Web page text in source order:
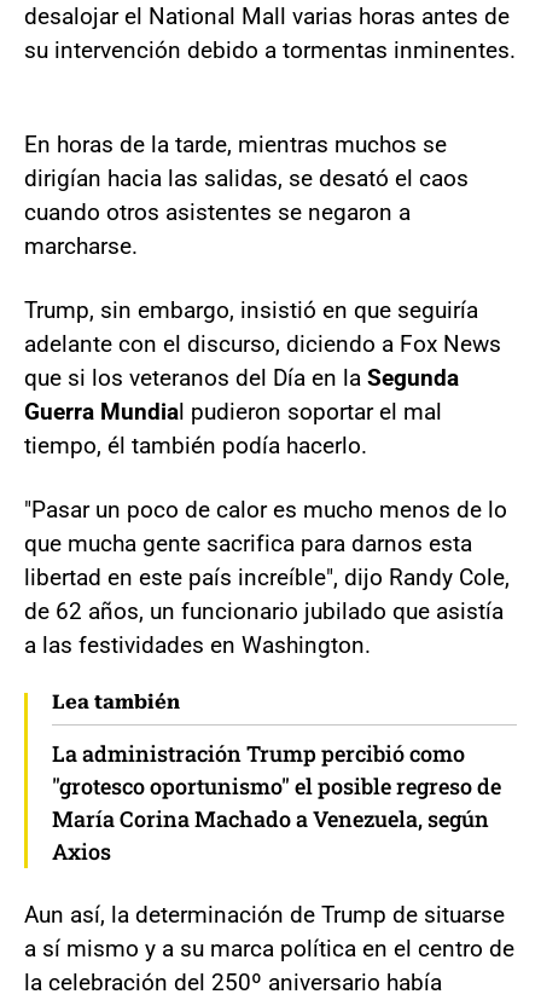
desalojar el National Mall varias horas antes de
su intervención debido a tormentas inminentes.
En horas de la tarde, mientras muchos se
dirigían hacia las salidas, se desató el caos
cuando otros asistentes se negaron a
marcharse.
Trump, sin embargo, insistió en que seguiría
adelante con el discurso, diciendo a Fox News
que si los veteranos del Día en la Segunda
Guerra Mundial pudieron soportar el mal
tiempo, él también podía hacerlo.
"Pasar un poco de calor es mucho menos de lo
que mucha gente sacrifica para darnos esta
libertad en este país increíble", dijo Randy Cole,
de 62 años, un funcionario jubilado que asistía
a las festividades en Washington.
Lea también
La administración Trump percibió como
"grotesco oportunismo" el posible regreso de
María Corina Machado a Venezuela, según
Axios
Aun así, la determinación de Trump de situarse
a sí mismo y a su marca política en el centro de
la celebración del 250º aniversario había